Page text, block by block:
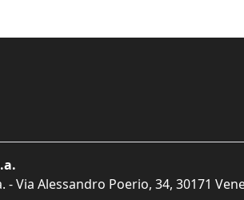
Via Alessandro Poerio, 34, 30171